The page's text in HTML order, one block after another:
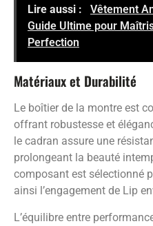
Lire aussi :
Vêtement
Guide Ultime pour
Perfection
Matériaux et Durabilité
Le boîtier de la montre est
offrant robustesse et
le cadran assure une
prolongeant la beauté
composant est sélectionné
ainsi l’engagement de Lip
L’équilibre entre